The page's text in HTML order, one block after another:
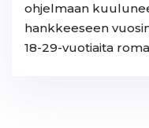
ohjelmaan
hankkeeseen
18-29-vuotiaita